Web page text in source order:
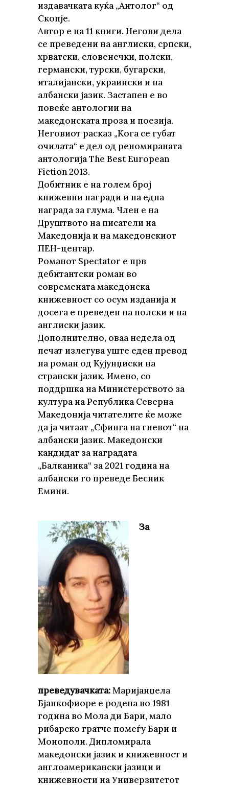
издавачката куќа „Антолог“ од
Скопје.
Автор е на 11 книги. Негови дела
се преведени на англиски, српски,
хрватски, словенечки, полски,
германски, турски, бугарски,
италијански, украински и на
албански јазик. Застапен е во
повеќе антологии на
македонската проза и поезија.
Неговиот расказ „Кога се губат
очилата“ е дел од реномираната
антологија The Best European
Fiction 2013.
Добитник е на голем број
книжевни награди и на една
награда за глума. Член е на
Друштвото на писатели на
Македонија и на македонскиот
ПЕН-центар.
Романот Spectator е прв
дебитантски роман во
современата македонска
книжевност со осум изданија и
досега е преведен на полски и на
англиски јазик.
Дополнително, оваа недела од
печат излегува уште еден превод
на роман од Кујунџиски на
странски јазик. Имено, со
поддршка на Министерството за
култура на Република Северна
Македонија читателите ќе може
да ја читаат „Сфинга на гневот“ на
албански јазик. Македонски
кандидат за наградата
„Балканика“ за 2021 година на
албански го преведе Бесник
Емини.
За
преведувачката:Маријанџела
Бјанкофиоре е родена во 1981
година во Мола ди Бари, мало
рибарско гратче помеѓу Бари и
Монополи. Дипломирала
македонски јазик и книжевност и
англоамерикански јазици и
книжевности на Универзитетот